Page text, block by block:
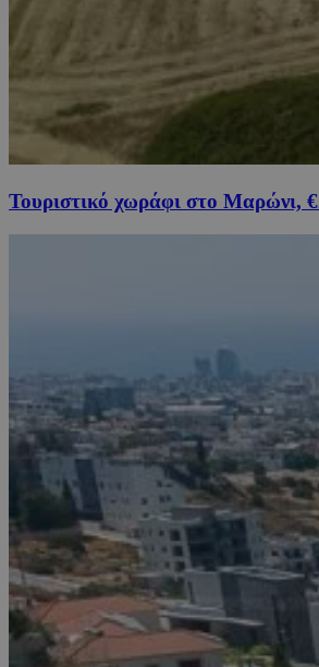
Τουριστικό χωράφι στο Μαρώνι,